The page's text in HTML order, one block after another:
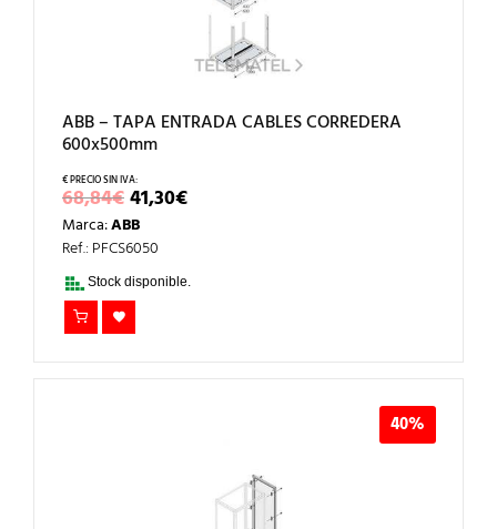
ABB – TAPA ENTRADA CABLES CORREDERA
600x500mm
68,84€EL
PRECIO
ORIGINAL
ERA:
68,84€.
41,30€EL
PRECIO
Marca:ABB
Ref.: PFCS6050
Stock disponible.
40%